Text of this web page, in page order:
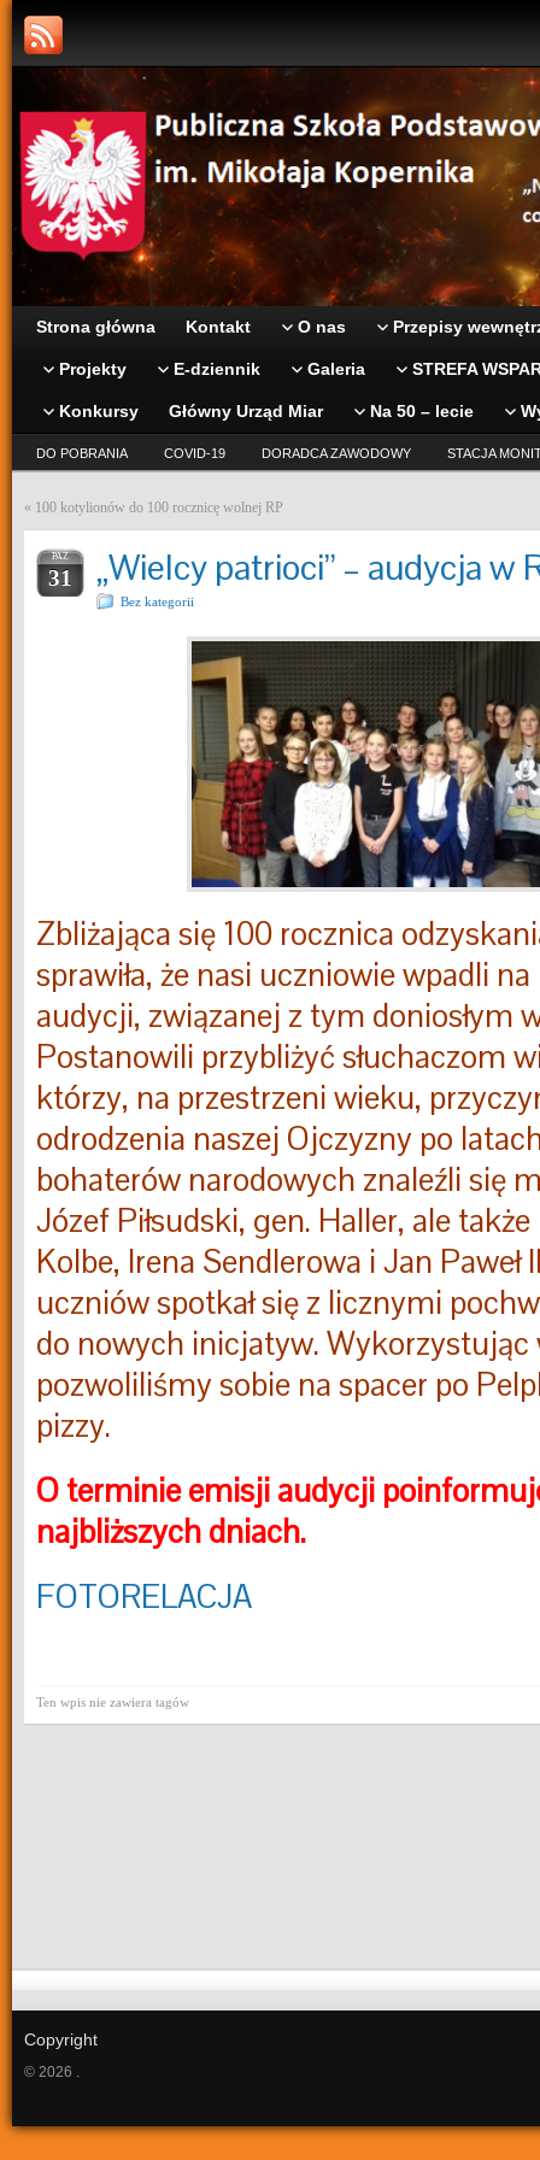
Strona główna Kontakt O nas Przepisy
Projekty E-dziennik Galeria STREFA
Konkursy Główny Urząd Miar Na 50 – lecie
DO POBRANIA COVID-19 DORADCA ZAWODOWY STACJA
« 100 kotylionów do 100 rocznicę wolnej RP
PAŹ
31 „Wielcy patrioci” – audycja w
Bez kategorii
Zbliżająca się 100 rocznica
sprawiła, że nasi uczniowie wpadli
audycji, związanej z tym doniosłym
Postanowili przybliżyć słuchaczom
którzy, na przestrzeni wieku,
odrodzenia naszej Ojczyzny po
bohaterów narodowych znaleźli się
Józef Piłsudski, gen. Haller, ale
Kolbe, Irena Sendlerowa i Jan
uczniów spotkał się z licznymi
do nowych inicjatyw. Wykorzystując
pozwoliliśmy sobie na spacer po
pizzy.
O terminie emisji audycji
najbliższych dniach.
FOTORELACJA
Ten wpis nie zawiera tagów
Copyright
© 2026 .